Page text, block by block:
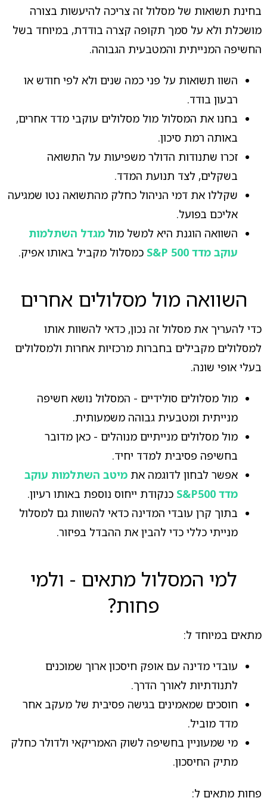
בחינת תשואות של מסלול זה צריכה להיעשות בצורה
מושכלת ולא על סמך תקופה קצרה בודדת, במיוחד בשל
החשיפה המנייתית והמטבעית הגבוהה.
השוו תשואות על פני כמה שנים ולא לפי חודש או
רבעון בודד.
בחנו את המסלול מול מסלולים עוקבי מדד אחרים,
באותה רמת סיכון.
זכרו שתנודות הדולר משפיעות על התשואה
בשקלים, לצד תנועת המדד.
שקללו את דמי הניהול כחלק מהתשואה נטו שמגיעה
אליכם בפועל.
השוואה הוגנת היא למשל מול מגדל השתלמות
עוקב מדד S&P 500
כמסלול מקביל באותו אפיק.
השוואה מול מסלולים אחרים
כדי להעריך את מסלול זה נכון, כדאי להשוות אותו
למסלולים מקבילים בחברות מרכזיות אחרות ולמסלולים
בעלי אופי שונה.
מול מסלולים סולידיים - המסלול נושא חשיפה
מנייתית ומטבעית גבוהה משמעותית.
מול מסלולים מנייתיים מנוהלים - כאן מדובר
בחשיפה פסיבית למדד יחיד.
אפשר לבחון לדוגמה את מיטב השתלמות עוקב
מדד S&P500
כנקודת ייחוס נוספת באותו רעיון.
בתוך קרן עובדי המדינה כדאי להשוות גם למסלול
מנייתי כללי כדי להבין את ההבדל בפיזור.
למי המסלול מתאים - ולמי
פחות?
מתאים במיוחד ל:
עובדי מדינה עם אופק חיסכון ארוך שמוכנים
לתנודתיות לאורך הדרך.
חוסכים שמאמינים בגישה פסיבית של מעקב אחר
מדד מוביל.
מי שמעוניין בחשיפה לשוק האמריקאי ולדולר כחלק
מתיק החיסכון.
פחות מתאים ל: